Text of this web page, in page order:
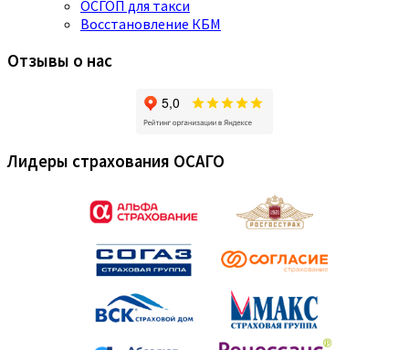
ОСГОП для такси
Восстановление КБМ
Отзывы о нас
Лидеры страхования ОСАГО